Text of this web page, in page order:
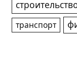
транспорт